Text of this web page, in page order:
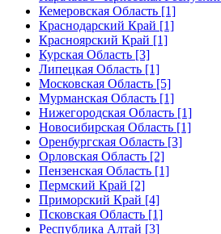
Кемеровская Область [1]
Краснодарский Край [1]
Красноярский Край [1]
Курская Область [3]
Липецкая Область [1]
Московская Область [5]
Мурманская Область [1]
Нижегородская Область [1]
Новосибирская Область [1]
Оренбургская Область [3]
Орловская Область [2]
Пензенская Область [1]
Пермский Край [2]
Приморский Край [4]
Псковская Область [1]
Республика Алтай [3]